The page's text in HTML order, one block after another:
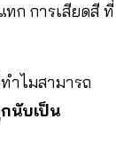
ทก การเสียดสี ที่
ำไมสามารถ
นับเป็น